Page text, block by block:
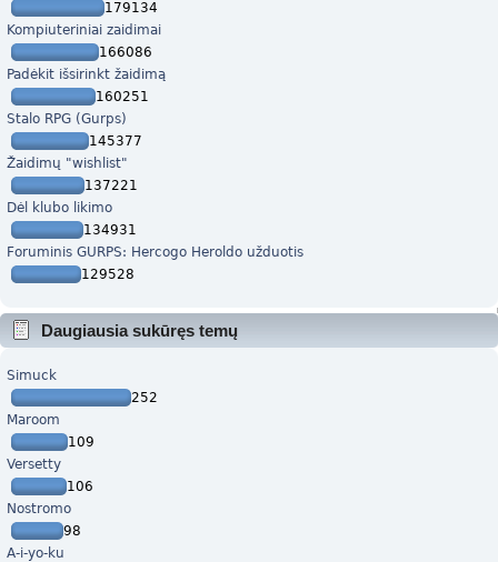
179134
Kompiuteriniai zaidimai
166086
Padėkit išsirinkt žaidimą
160251
Stalo RPG (Gurps)
145377
Žaidimų "wishlist"
137221
Dėl klubo likimo
134931
Foruminis GURPS: Hercogo Heroldo užduotis
129528
Daugiausia sukūręs temų
Simuck
252
Maroom
109
Versetty
106
Nostromo
98
A-i-yo-ku